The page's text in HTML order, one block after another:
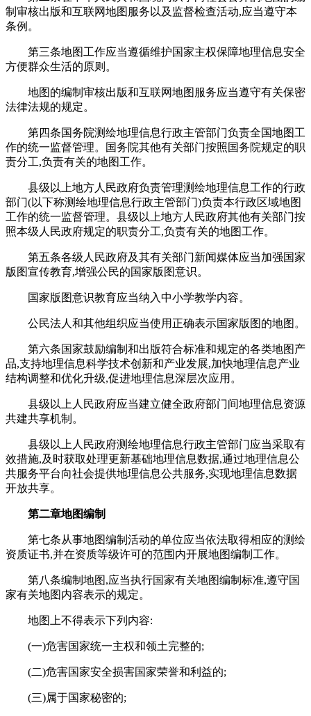
制审核出版和互联网地图服务以及监督检查活动,应当遵守本
条例。
第三条地图工作应当遵循维护国家主权保障地理信息安全
方便群众生活的原则。
地图的编制审核出版和互联网地图服务应当遵守有关保密
法律法规的规定。
第四条国务院测绘地理信息行政主管部门负责全国地图工
作的统一监督管理。国务院其他有关部门按照国务院规定的职
责分工,负责有关的地图工作。
县级以上地方人民政府负责管理测绘地理信息工作的行政
部门(以下称测绘地理信息行政主管部门)负责本行政区域地图
工作的统一监督管理。县级以上地方人民政府其他有关部门按
照本级人民政府规定的职责分工,负责有关的地图工作。
第五条各级人民政府及其有关部门新闻媒体应当加强国家
版图宣传教育,增强公民的国家版图意识。
国家版图意识教育应当纳入中小学教学内容。
公民法人和其他组织应当使用正确表示国家版图的地图。
第六条国家鼓励编制和出版符合标准和规定的各类地图产
品,支持地理信息科学技术创新和产业发展,加快地理信息产业
结构调整和优化升级,促进地理信息深层次应用。
县级以上人民政府应当建立健全政府部门间地理信息资源
共建共享机制。
县级以上人民政府测绘地理信息行政主管部门应当采取有
效措施,及时获取处理更新基础地理信息数据,通过地理信息公
共服务平台向社会提供地理信息公共服务,实现地理信息数据
开放共享。
第二章地图编制
第七条从事地图编制活动的单位应当依法取得相应的测绘
资质证书,并在资质等级许可的范围内开展地图编制工作。
第八条编制地图,应当执行国家有关地图编制标准,遵守国
家有关地图内容表示的规定。
地图上不得表示下列内容:
(一)危害国家统一主权和领土完整的;
(二)危害国家安全损害国家荣誉和利益的;
(三)属于国家秘密的;